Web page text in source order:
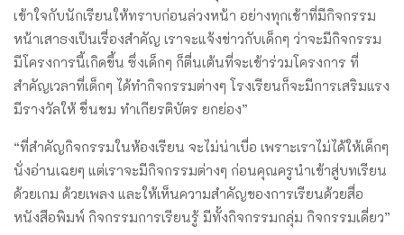
เข้าใจกับนักเรียนให้ทราบก่อนล่วงหน้า อย่างทุกเช้าที่มีกิจกรรม
หน้าเสาธงเป็นเรื่องสำคัญ เราจะแจ้งข่าวกับเด็กๆ ว่าจะมีกิจกรรม
มีโครงการนี้เกิดขึ้น ซึ่งเด็กๆ ก็ตื่นเต้นที่จะเข้าร่วมโครงการ ที่
สำคัญเวลาที่เด็กๆ ได้ทำกิจกรรมต่างๆ โรงเรียนก็จะมีการเสริมแรง
มีรางวัลให้ ชื่นชม ทำเกียรติบัตร ยกย่อง”
“ที่สำคัญกิจกรรมในห้องเรียน จะไม่น่าเบื่อ เพราะเราไม่ได้ให้เด็กๆ
นั่งอ่านเฉยๆ แต่เราจะมีกิจกรรมต่างๆ ก่อนคุณครูนำเข้าสู่บทเรียน
ด้วยเกม ด้วยเพลง และให้เห็นความสำคัญของการเรียนด้วยสื่อ
หนังสือพิมพ์ กิจกรรมการเรียนรู้ มีทั้งกิจกรรมกลุ่ม กิจกรรมเดี่ยว”